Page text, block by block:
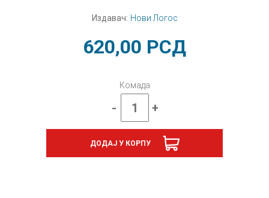
Издавач: Нови Логос
620,00 РСД
Комада
-
Природа
3,
дигитални
+
ДОДАЈ У КОРПУ